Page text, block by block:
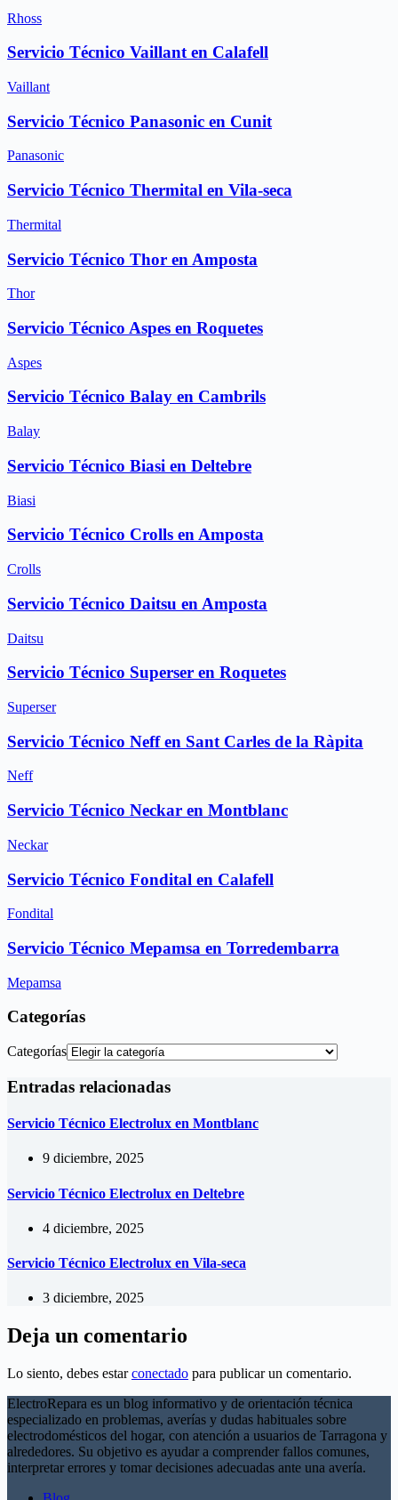
Rhoss
Servicio Técnico Vaillant en Calafell
Vaillant
Servicio Técnico Panasonic en Cunit
Panasonic
Servicio Técnico Thermital en Vila-seca
Thermital
Servicio Técnico Thor en Amposta
Thor
Servicio Técnico Aspes en Roquetes
Aspes
Servicio Técnico Balay en Cambrils
Balay
Servicio Técnico Biasi en Deltebre
Biasi
Servicio Técnico Crolls en Amposta
Crolls
Servicio Técnico Daitsu en Amposta
Daitsu
Servicio Técnico Superser en Roquetes
Superser
Servicio Técnico Neff en Sant Carles de la Ràpita
Neff
Servicio Técnico Neckar en Montblanc
Neckar
Servicio Técnico Fondital en Calafell
Fondital
Servicio Técnico Mepamsa en Torredembarra
Mepamsa
Categorías
Categorías
Entradas relacionadas
Servicio Técnico Electrolux en Montblanc
9 diciembre, 2025
Servicio Técnico Electrolux en Deltebre
4 diciembre, 2025
Servicio Técnico Electrolux en Vila-seca
3 diciembre, 2025
Deja un comentario
Lo siento, debes estarconectado para publicar un comentario.
ElectroRepara es un blog informativo y de orientación técnica
especializado en problemas, averías y dudas habituales sobre
electrodomésticos del hogar, con atención a usuarios de Tarragona y
alrededores. Su objetivo es ayudar a comprender fallos comunes,
interpretar errores y tomar decisiones adecuadas ante una avería.